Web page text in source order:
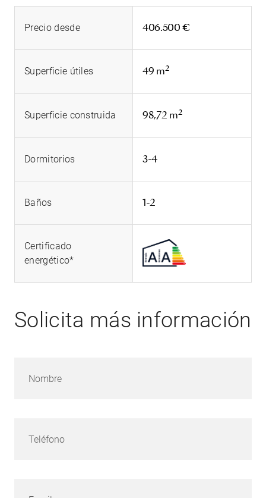
Precio desde 406.500 €
Superficie útiles 49 m2
Superficie construida 98,72 m2
Dormitorios 3-4
Baños 1-2
Certificado
energético*
Solicita más información